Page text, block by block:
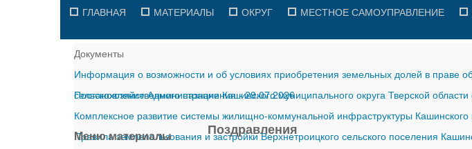
ГЛАВНАЯ МАТЕРИАЛЫ ОКРУГ МЕСТНОЕ САМОУПРАВЛЕНИЕ
Документы
Информация о возможности и об условиях приобретения земельных долей в праве
сельскохозяйственного назначения-29.07.2026
Постановление Администрации Кашинского муниципального округа Тверской
Комплексное развитие системы жилищно-коммунальной инфраструктуры
Правила землепользования и застройки Верхнетроицкого сельского поселения
Меню материалы
Поздравления